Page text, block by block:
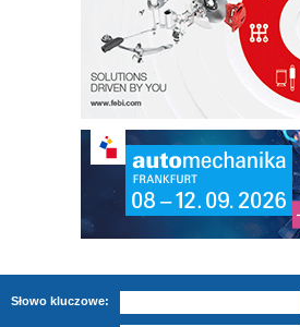
Słowo kluczowe: